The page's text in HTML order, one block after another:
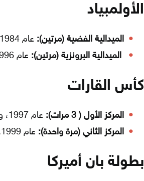
الأولمبياد
الميدالية الفضية (مرتين): عام 1984، وعام 1988.
الميدالية البرونزية (مرتين): عام 1996، وعام 2008.
كأس القارات
المركز الأول ( 3 مرات):
عام 1997، وعام 2005، وعام 2009.
المركز الثاني (مرة واحدة): عام 1999.
بطولة بان أميركا